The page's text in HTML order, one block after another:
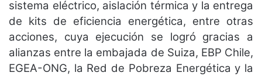
sistema eléctrico, aislación térmica y la entrega
de kits de eficiencia energética, entre otras
acciones, cuya ejecución se logró gracias a
alianzas entre la embajada de Suiza, EBP Chile,
EGEA-ONG, la Red de Pobreza Energética y la